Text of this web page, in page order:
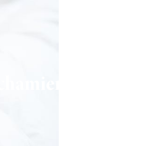
vaginal a